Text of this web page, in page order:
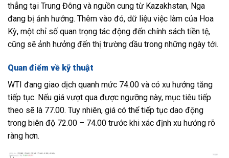
thẳng tại Trung Đông và nguồn cung từ Kazakhstan, Nga
đang bị ảnh hưởng. Thêm vào đó, dữ liệu việc làm của Hoa
Kỳ, một chỉ số quan trọng tác động đến chính sách tiền tệ,
cũng sẽ ảnh hưởng đến thị trường dầu trong những ngày tới.
Quan điểm về kỹ thuật
WTI đang giao dịch quanh mức 74.00 và có xu hướng tăng
tiếp tục. Nếu giá vượt qua được ngưỡng này, mục tiêu tiếp
theo sẽ là 77.00. Tuy nhiên, giá có thể tiếp tục dao động
trong biên độ 72.00 – 74.00 trước khi xác định xu hướng rõ
ràng hơn.